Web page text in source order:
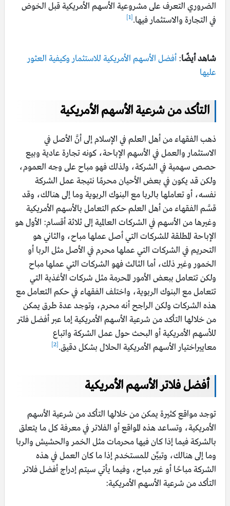
الضروري التعرف على مشروعية الأسهم الأمريكية قبل الخوض
في التجارة والاستثمار فيها.[1]
شاهد أيضًا: أفضل الأسهم الأمريكية للاستثمار وكيفية العثور
عليها
التأكد من شرعية الأسهم الأمريكية
ذهب الفقهاء من أهل العلم في الإسلام إلى أنَّ الأصل في
الاستثمار والعمل في الأسهم الإباحة، كونه تجارة عادية وبيع
حصص سهمية في الشركة، ولذلك فهو مباح على وجه العموم،
ولكن قد يكون في بعض الأحيان محرمًا نتيجة عمل الشركة
نفسه، أو تعاملها بالربا مع البنوك الربوية وما إلى هنالك، وقد
قسَّم الفقهاء من أهل العلم حكم التعامل بالأسهم الأمريكية
وغيرها من الأسهم في الشركات العالمية إلى ثلاثة أقسام: الأول هو
الإباحة المطلقة للشركات التي أصل عملها مباح، والثاني هو
التحريم في الشركات التي عملها محرم في الأصل مثل الربا أو
الخمور وغير ذلك، أما الثالث فهو الشركات التي عملها مباح
ولكن تتعامل ببعض الأمور المحرمة مثل شركات الأغذية التي
تتعامل مع البنوك الربوية، واختلف الفقهاء في حكم التعامل مع
هذه الشركات ولكن الراجح أنه محرم، وتوجد عدة طرق يمكن
من خلالها التأكد من شرعية الأسهم الأمريكية إما عبر أفضل فلتر
للأسهم الأمريكية أو البحث حول عمل الشركة واتباع
معاييراختيار الأسهم الأمريكية الحلال بشكل دقيق.[2]
أفضل فلاتر الأسهم الأمريكية
توجد مواقع كثيرة يمكن من خلالها التأكد من شرعية الأسهم
الأمريكية، وتساعد هذه المواقع أو الفلاتر في معرفة كل ما يتعلق
بالشركة فيما إذا كان فيها محرمات مثل الخمر والحشيش والربا
وما إلى هنالك، وتبيِّن للمستخدم إذا ما كان العمل في هذه
الشركة مباحًا أو غير مباح، وفيما يأتي سيتم إدراج أفضل فلاتر
التأكد من شرعية الأسهم الأمريكية: